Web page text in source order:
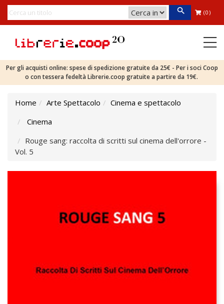
(0)
Per gli acquisti online: spese di spedizione gratuite da 25€ - Per i soci Coop
o con tessera fedeltà Librerie.coop gratuite a partire da 19€.
Home Arte Spettacolo
Cinema e spettacolo
Cinema
Rouge sang: raccolta di scritti sul cinema dell'orrore -
Vol. 5